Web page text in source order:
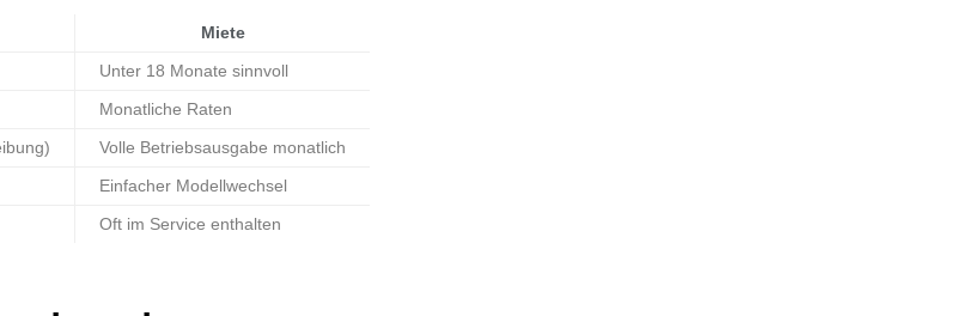
Miete
Unter 18 Monate sinnvoll
Monatliche Raten
Volle Betriebsausgabe monatlich
Einfacher Modellwechsel
Oft im Service enthalten